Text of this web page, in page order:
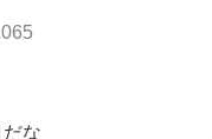
な